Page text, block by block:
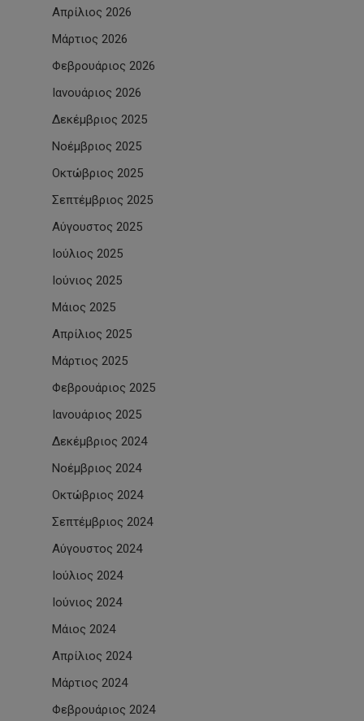
Απρίλιος 2026
Μάρτιος 2026
Φεβρουάριος 2026
Ιανουάριος 2026
Δεκέμβριος 2025
Νοέμβριος 2025
Οκτώβριος 2025
Σεπτέμβριος 2025
Αύγουστος 2025
Ιούλιος 2025
Ιούνιος 2025
Μάιος 2025
Απρίλιος 2025
Μάρτιος 2025
Φεβρουάριος 2025
Ιανουάριος 2025
Δεκέμβριος 2024
Νοέμβριος 2024
Οκτώβριος 2024
Σεπτέμβριος 2024
Αύγουστος 2024
Ιούλιος 2024
Ιούνιος 2024
Μάιος 2024
Απρίλιος 2024
Μάρτιος 2024
Φεβρουάριος 2024